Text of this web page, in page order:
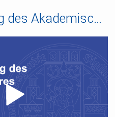
Feierliche Eröffnung des Akademischen Jahres 2025/26 - Die Preisverleihung